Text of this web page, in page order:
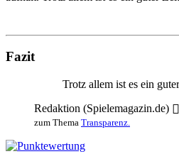
Fazit
Trotz allem ist es ein
Redaktion (Spielemagazin.de)
zum Thema Transparenz.